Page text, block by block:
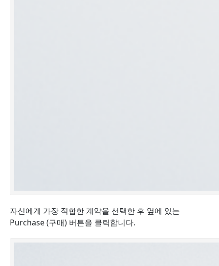
자신에게 가장 적합한 계약을 선택한 후 옆에 있는
Purchase (구매) 버튼을 클릭합니다.